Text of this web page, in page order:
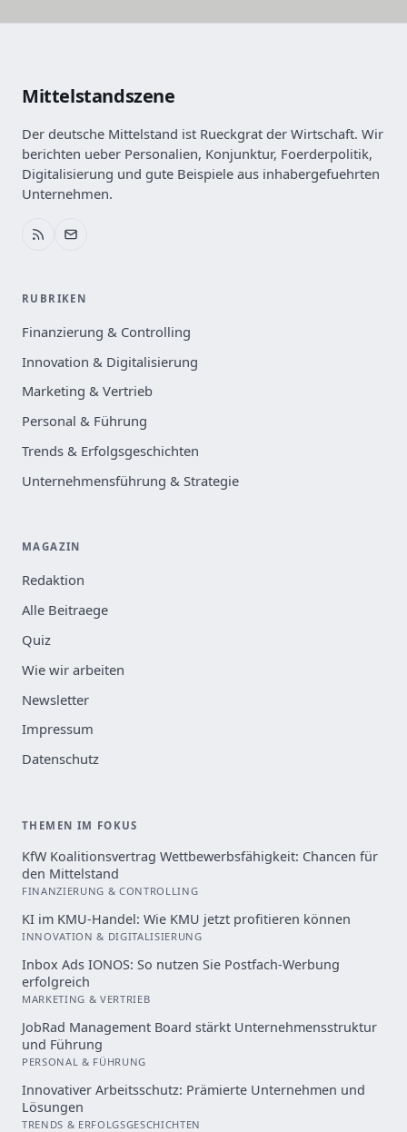
Mittelstandszene
Der deutsche Mittelstand ist Rueckgrat der Wirtschaft. Wir
berichten ueber Personalien, Konjunktur, Foerderpolitik,
Digitalisierung und gute Beispiele aus inhabergefuehrten
Unternehmen.
RUBRIKEN
Finanzierung & Controlling
Innovation & Digitalisierung
Marketing & Vertrieb
Personal & Führung
Trends & Erfolgsgeschichten
Unternehmensführung & Strategie
MAGAZIN
Redaktion
Alle Beitraege
Quiz
Wie wir arbeiten
Newsletter
Impressum
Datenschutz
THEMEN IM FOKUS
KfW Koalitionsvertrag Wettbewerbsfähigkeit: Chancen für
den Mittelstand
FINANZIERUNG & CONTROLLING
KI im KMU-Handel: Wie KMU jetzt profitieren können
INNOVATION & DIGITALISIERUNG
Inbox Ads IONOS: So nutzen Sie Postfach-Werbung
erfolgreich
MARKETING & VERTRIEB
JobRad Management Board stärkt Unternehmensstruktur
und Führung
PERSONAL & FÜHRUNG
Innovativer Arbeitsschutz: Prämierte Unternehmen und
Lösungen
TRENDS & ERFOLGSGESCHICHTEN